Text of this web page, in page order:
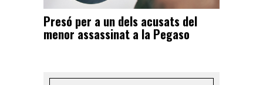
Presó per a un dels acusats del
menor assassinat a la Pegaso